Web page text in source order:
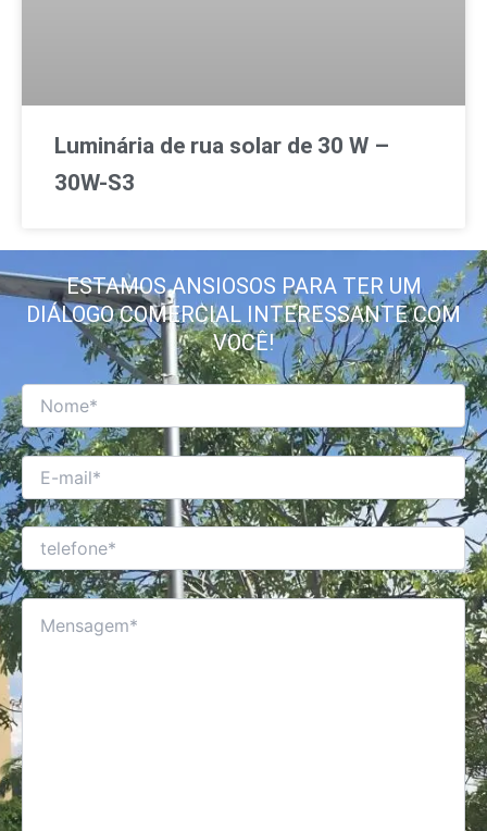
Luminária de rua solar de 30 W –
30W-S3
ESTAMOS ANSIOSOS PARA TER UM
DIÁLOGO COMERCIAL INTERESSANTE COM
VOCÊ!